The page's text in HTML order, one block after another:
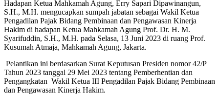
Hadapan Ketua Mahkamah Agung, Erry Sapari Dipawinangun,
S.H., M.H. mengucapkan sumpah jabatan sebagai Wakil Ketua
Pengadilan Pajak Bidang Pembinaan dan Pengawasan Kinerja
Hakim di hadapan Ketua Mahkamah Agung Prof. Dr. H. M.
Syarifuddin, S.H., M.H. pada Selasa, 13 Juni 2023 di ruang Prof.
Kusumah Atmaja, Mahkamah Agung, Jakarta.
Pelantikan ini berdasarkan Surat Keputusan Presiden nomor 42/P
Tahun 2023 tanggal 29 Mei 2023 tentang Pemberhentian dan
Pengangkatan Wakil Ketua III Pengadilan Pajak Bidang Pembinaan
dan Pengawasan Kinerja Hakim.